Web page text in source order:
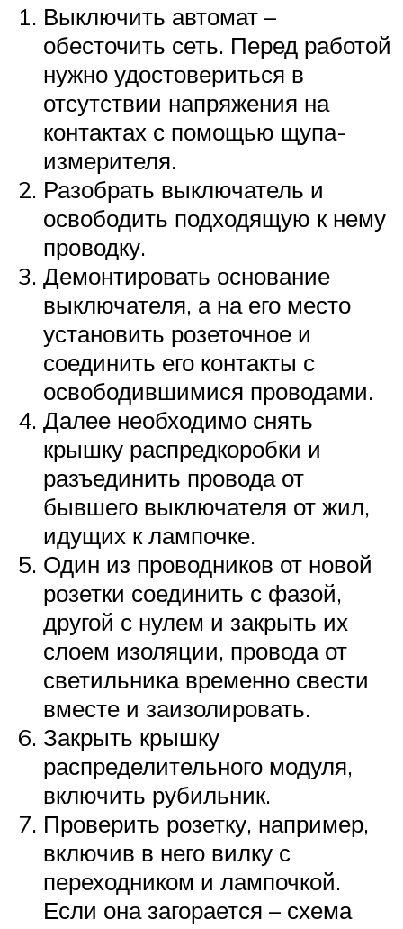
Выключить автомат –
обесточить сеть. Перед работой
нужно удостовериться в
отсутствии напряжения на
контактах с помощью щупа-
измерителя.
Разобрать выключатель и
освободить подходящую к нему
проводку.
Демонтировать основание
выключателя, а на его место
установить розеточное и
соединить его контакты с
освободившимися проводами.
Далее необходимо снять
крышку распредкоробки и
разъединить провода от
бывшего выключателя от жил,
идущих к лампочке.
Один из проводников от новой
розетки соединить с фазой,
другой с нулем и закрыть их
слоем изоляции, провода от
светильника временно свести
вместе и заизолировать.
Закрыть крышку
распределительного модуля,
включить рубильник.
Проверить розетку, например,
включив в него вилку с
переходником и лампочкой.
Если она загорается – схема